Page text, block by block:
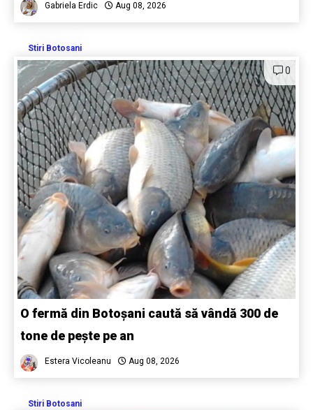
Gabriela Erdic Aug 08, 2026
Stiri Botosani
0
O fermă din Botoșani caută să vândă 300 de
tone de pește pe an
Estera Vicoleanu Aug 08, 2026
Stiri Botosani